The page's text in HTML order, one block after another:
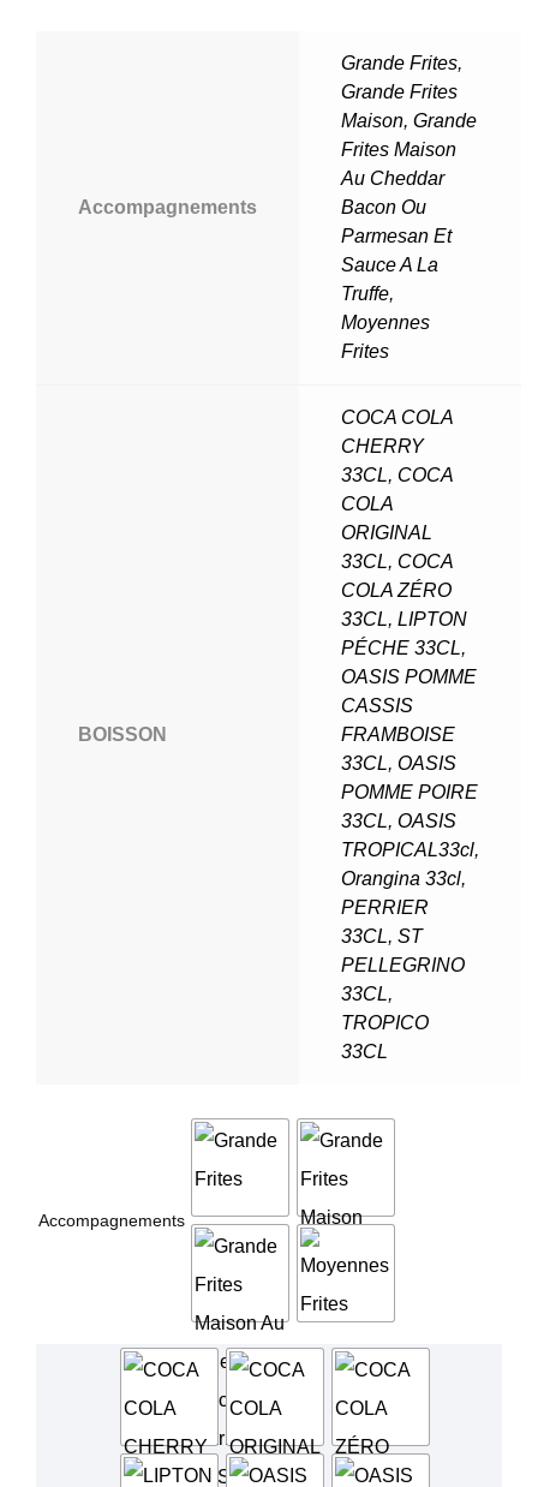
Accompagnements
Grande Frites,
Grande Frites
Maison, Grande
Frites Maison
Au Cheddar
Bacon Ou
Parmesan Et
Sauce A La
Truffe,
Moyennes
Frites
BOISSON
COCA COLA
CHERRY
33CL, COCA
COLA
ORIGINAL
33CL, COCA
COLA ZÉRO
33CL, LIPTON
PÉCHE 33CL,
OASIS POMME
CASSIS
FRAMBOISE
33CL, OASIS
POMME POIRE
33CL, OASIS
TROPICAL33cl,
Orangina 33cl,
PERRIER
33CL, ST
PELLEGRINO
33CL,
TROPICO
33CL
Accompagnements